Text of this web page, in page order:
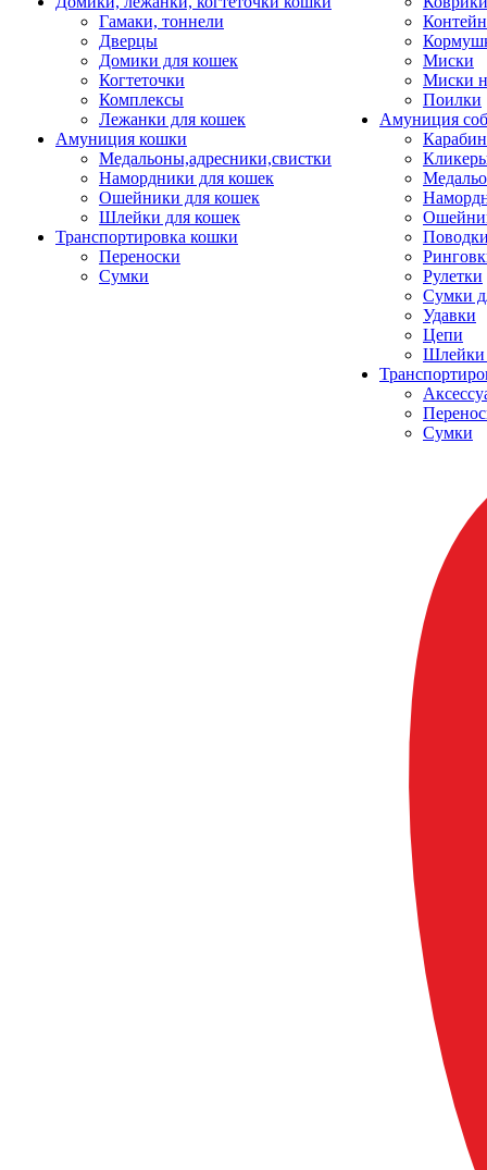
Гамаки, тоннели
Дверцы
Домики для кошек
Когтеточки
Комплексы
Лежанки для кошек
Амуниция кошки
Медальоны,адресники,свистки
Намордники для кошек
Ошейники для кошек
Шлейки для кошек
Транспортировка кошки
Переноски
Сумки
Миски
Миски
Поилки
Амуниция
Рулетки
Сумки
Удавки
Цепи
Шлейки
Сумки